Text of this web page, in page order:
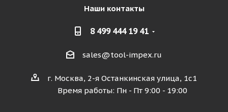
Наши контакты
8 499 444 19 41
sales@tool-impex.ru
г. Москва, 2-я Останкинская улица, 1с1
Время работы: Пн - Пт 9:00 - 19:00